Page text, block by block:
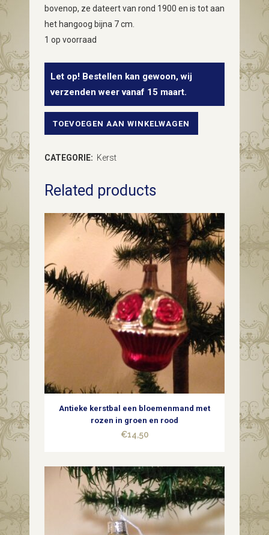
bovenop, ze dateert van rond 1900 en is tot aan
het hangoog bijna 7 cm.
1 op voorraad
Let op! Bestellen kan gewoon, wij
verzenden weer vanaf 15 maart.
Antieke
van
dun
geblazen
met
roze
TOEVOEGEN AAN WINKELWAGEN
CATEGORIE: Kerst
Related products
Antieke kerstbal een bloemenmand met
rozen in groen en rood
€14,50